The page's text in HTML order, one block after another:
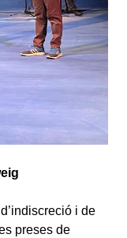
i de
preses de